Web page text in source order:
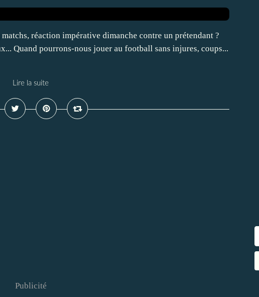
réaction impérative dimanche contre un prétendant ?
Quand pourrons-nous jouer au football sans injures, coups...
Lire la suite
Publicité